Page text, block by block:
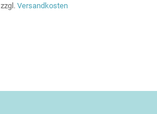
zzgl. Versandkosten